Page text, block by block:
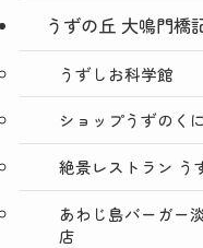
うずの丘 大鳴門橋
うずしお科学館
ショップうずのく
絶景レストラン う
あわじ島バーガー
店